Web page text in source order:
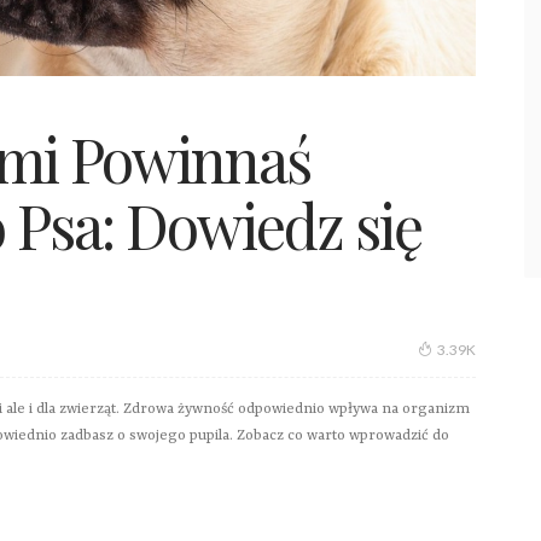
Powinnaś
Dowiedz się
3.39K
i dla zwierząt. Zdrowa żywność odpowiednio wpływa na organizm
zadbasz o swojego pupila. Zobacz co warto wprowadzić do